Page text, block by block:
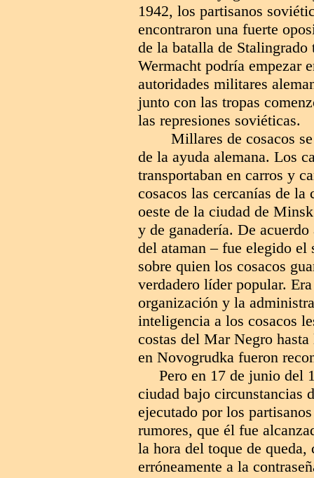
1942, los partisanos
encontraron una fuerte
de la batalla de
Wermacht podría empezar
autoridades militares
junto con las tropas
las represiones soviéticas.
Millares de cosacos
de la ayuda alemana. Los
transportaban en carros y
cosacos las cercanías de
oeste de la ciudad de
y de ganadería. De
del ataman – fue elegido
sobre quien los cosacos
verdadero líder popular.
organización y la
inteligencia a los cosacos
costas del Mar Negro
en Novogrudka fueron
Pero en 17 de junio del
ciudad bajo circunstancias
ejecutado por los
rumores, que él fue
la hora del toque de queda,
erróneamente a la